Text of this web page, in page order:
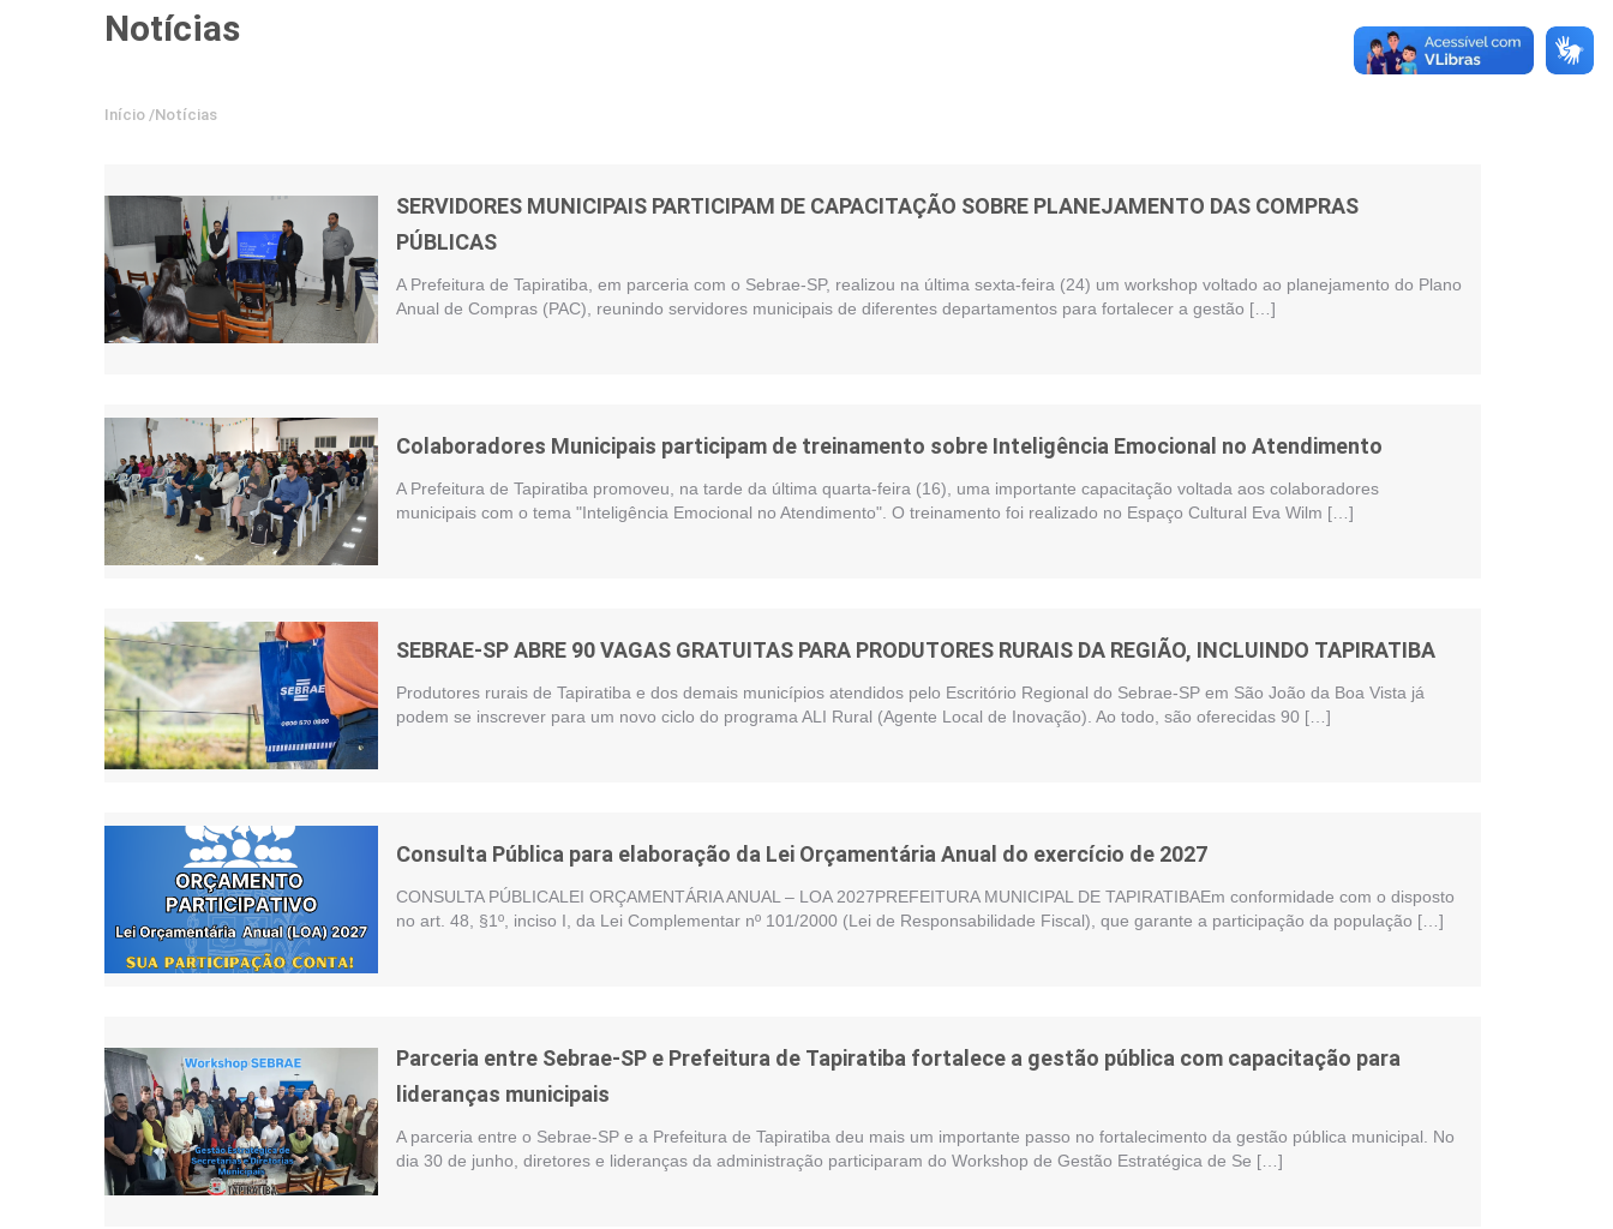
Notícias
Início /Notícias
SERVIDORES MUNICIPAIS PARTICIPAM DE CAPACITAÇÃO SOBRE PLANEJAMENTO DAS COMPRAS
PÚBLICAS
A Prefeitura de Tapiratiba, em parceria com o Sebrae-SP, realizou na última sexta-feira (24) um workshop voltado ao planejamento do Plano
Anual de Compras (PAC), reunindo servidores municipais de diferentes departamentos para fortalecer a gestão […]
Colaboradores Municipais participam de treinamento sobre Inteligência Emocional no Atendimento
A Prefeitura de Tapiratiba promoveu, na tarde da última quarta-feira (16), uma importante capacitação voltada aos colaboradores
municipais com o tema "Inteligência Emocional no Atendimento". O treinamento foi realizado no Espaço Cultural Eva Wilm […]
SEBRAE-SP ABRE 90 VAGAS GRATUITAS PARA PRODUTORES RURAIS DA REGIÃO, INCLUINDO TAPIRATIBA
Produtores rurais de Tapiratiba e dos demais municípios atendidos pelo Escritório Regional do Sebrae-SP em São João da Boa Vista já
podem se inscrever para um novo ciclo do programa ALI Rural (Agente Local de Inovação). Ao todo, são oferecidas 90 […]
Consulta Pública para elaboração da Lei Orçamentária Anual do exercício de 2027
CONSULTA PÚBLICALEI ORÇAMENTÁRIA ANUAL – LOA 2027PREFEITURA MUNICIPAL DE TAPIRATIBAEm conformidade com o disposto
no art. 48, §1º, inciso I, da Lei Complementar nº 101/2000 (Lei de Responsabilidade Fiscal), que garante a participação da população […]
Parceria entre Sebrae-SP e Prefeitura de Tapiratiba fortalece a gestão pública com capacitação para
lideranças municipais
A parceria entre o Sebrae-SP e a Prefeitura de Tapiratiba deu mais um importante passo no fortalecimento da gestão pública municipal. No
dia 30 de junho, diretores e lideranças da administração participaram do Workshop de Gestão Estratégica de Se […]